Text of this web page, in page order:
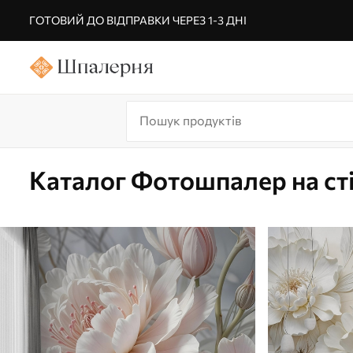
ГОТОВИЙ ДО ВІДПРАВКИ ЧЕРЕЗ 1-3 ДНІ
Каталог Фотошпалер на